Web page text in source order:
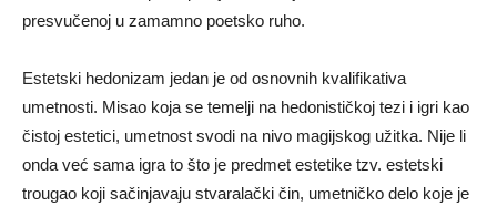
presvučenoj u zamamno poetsko ruho.
Estetski hedonizam jedan je od osnovnih kvalifikativa
umetnosti. Misao koja se temelji na hedonističkoj tezi i igri kao
čistoj estetici, umetnost svodi na nivo magijskog užitka. Nije li
onda već sama igra to što je predmet estetike tzv. estetski
trougao koji sačinjavaju stvaralački čin, umetničko delo koje je